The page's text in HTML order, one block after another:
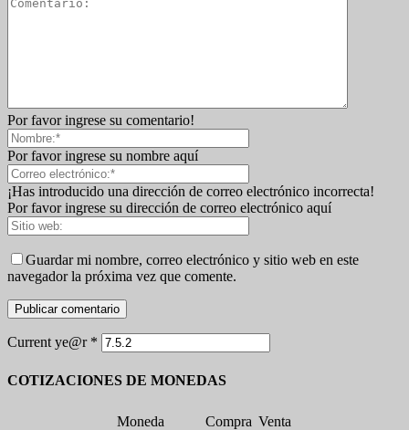
Por favor ingrese su comentario!
Por favor ingrese su nombre aquí
¡Has introducido una dirección de correo electrónico incorrecta!
Por favor ingrese su dirección de correo electrónico aquí
Guardar mi nombre, correo electrónico y sitio web en este
navegador la próxima vez que comente.
Current ye@r *
COTIZACIONES DE MONEDAS
Moneda Compra Venta